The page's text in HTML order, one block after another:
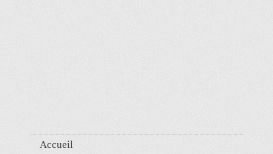
Accueil